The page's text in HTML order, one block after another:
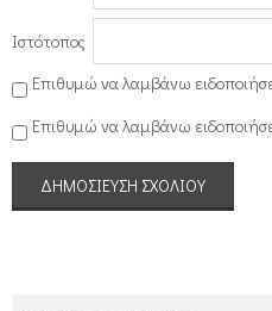
Ιστότοπος
Επιθυμώ να λαμβάνω
Επιθυμώ να λαμβάνω